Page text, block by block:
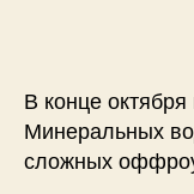
В конце
Минеральных
сложных